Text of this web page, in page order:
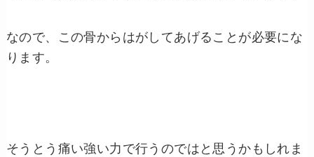
なので、この骨からはがしてあげることが必要にな
ります。
そうとう痛い強い力で行うのではと思うかもしれま